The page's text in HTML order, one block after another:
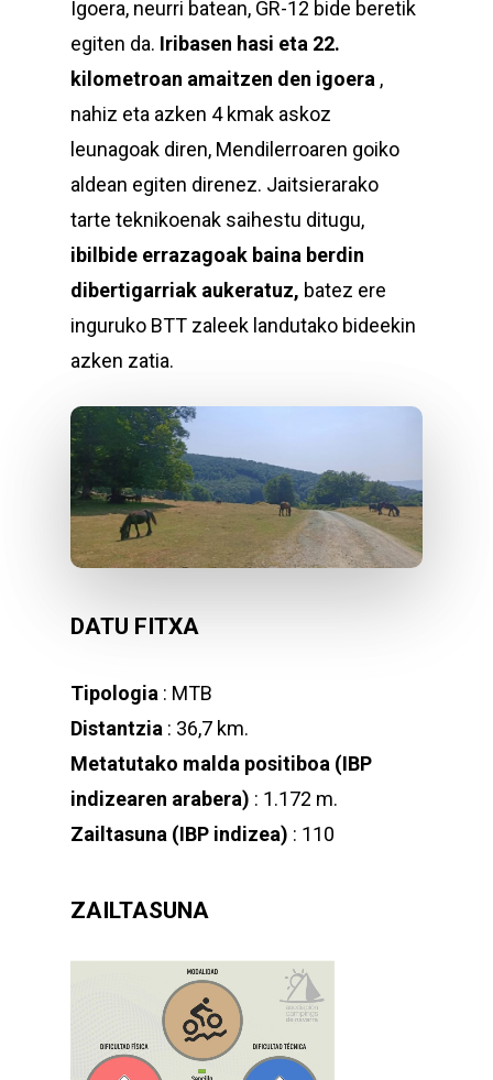
Igoera, neurri batean, GR-12 bide beretik
egiten da. Iribasen hasi eta 22.
kilometroan amaitzen den igoera ,
nahiz eta azken 4 kmak askoz
leunagoak diren, Mendilerroaren goiko
aldean egiten direnez. Jaitsierarako
tarte teknikoenak saihestu ditugu,
ibilbide errazagoak baina berdin
dibertigarriak aukeratuz, batez ere
inguruko BTT zaleek landutako bideekin
azken zatia.
DATU FITXA
Tipologia : MTB
Distantzia : 36,7 km.
Metatutako malda positiboa (IBP
indizearen arabera) : 1.172 m.
Zailtasuna (IBP indizea) : 110
ZAILTASUNA